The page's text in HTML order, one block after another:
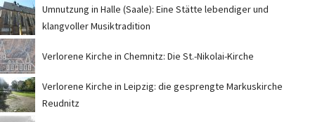
Umnutzung in Halle (Saale): Eine Stätte lebendiger und
klangvoller Musiktradition
Verlorene Kirche in Chemnitz: Die St.-Nikolai-Kirche
Verlorene Kirche in Leipzig: die gesprengte Markuskirche
Reudnitz